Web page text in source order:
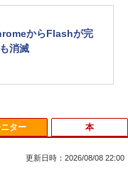
からFlashが完
消滅
ター
更新日時：2026/08/08 22:00
本